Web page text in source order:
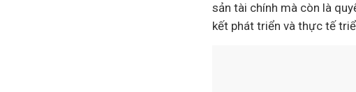
sản tài chính mà còn là
kết phát triển và thực tế